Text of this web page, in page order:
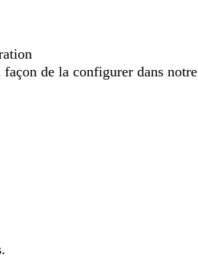
de la configurer dans notre